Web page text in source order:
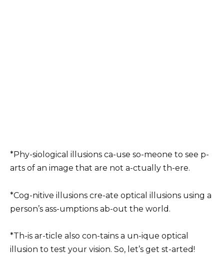
*Phy-siological illusions ca-use so-meone to see p-
arts of an image that are not a-ctually th-ere.
*Cog-nitive illusions cre-ate optical illusions using a
person’s ass-umptions ab-out the world.
*Th-is ar-ticle also con-tains a un-ique optical
illusion to test your vision. So, let’s get st-arted!